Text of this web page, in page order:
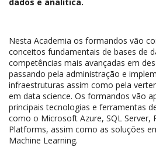
dados e analítica.
Nesta Academia os formandos vão
conceitos fundamentais de bases de
competências mais avançadas em
passando pela administração e
infraestruturas assim como pela
em data science. Os formandos vão
principais tecnologias e ferramentas
como o Microsoft Azure, SQL Server,
Platforms, assim como as soluções
Machine Learning.